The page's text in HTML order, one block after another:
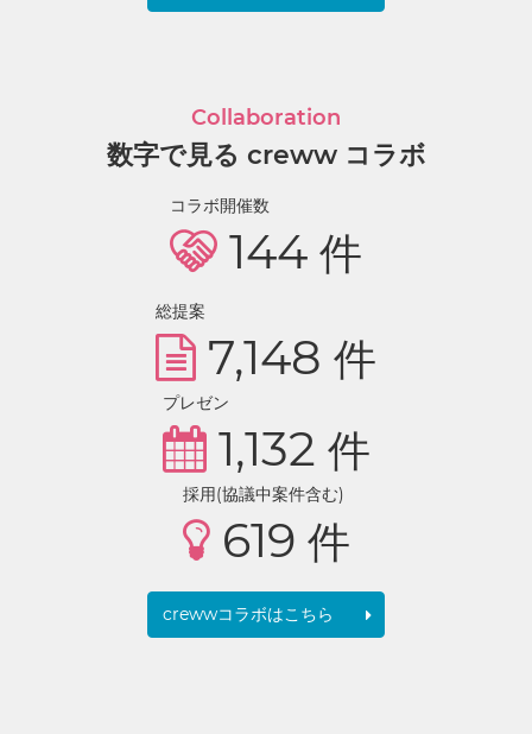
Collaboration
数字で見る creww コラボ
コラボ開催数
144 件
総提案
7,148 件
プレゼン
1,132 件
採用(協議中案件含む)
619 件
crewwコラボはこちら